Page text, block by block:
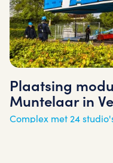
Plaatsing
Muntelaar in
Complex met 24